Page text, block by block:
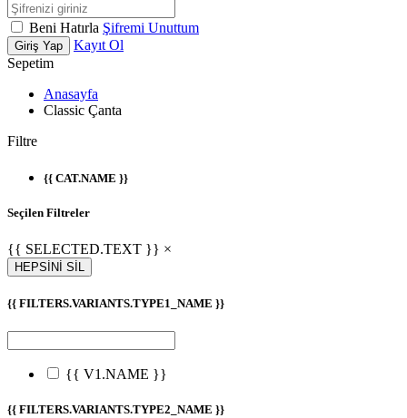
Beni Hatırla Şifremi Unuttum
Giriş Yap
Kayıt Ol
Sepetim
Anasayfa
Classic Çanta
Filtre
{{ CAT.NAME }}
Seçilen Filtreler
{{ SELECTED.TEXT }} ×
HEPSİNİ SİL
{{ FILTERS.VARIANTS.TYPE1_NAME }}
{{ V1.NAME }}
{{ FILTERS.VARIANTS.TYPE2_NAME }}